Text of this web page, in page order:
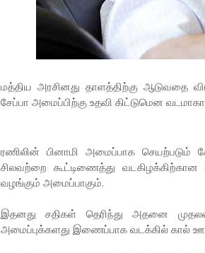
மத்திய அரசினது தாளத்திற்கு ஆடுவதை
சேப்பா அமைப்பிற்கு உதவி கிட்டுமென
ரணிலின் பினாமி அமைப்பாக செயற்படும்
சிலவற்றை கூட்டிணைத்து வடகிழக்கிற்கான
வழங்கும் அமைப்பாகும்.
இதனது சதிகள் தெரிந்து அதனை
அமைப்புக்களது இணைப்பாக வடக்கில் கால்